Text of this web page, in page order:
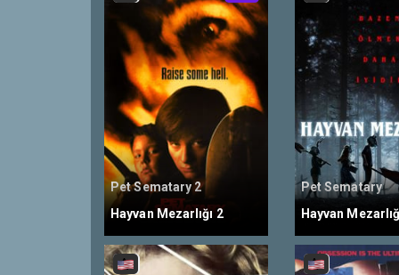
Pet Sematary 2
Hayvan Mezarlığı 2
Pet Sematary
Hayvan